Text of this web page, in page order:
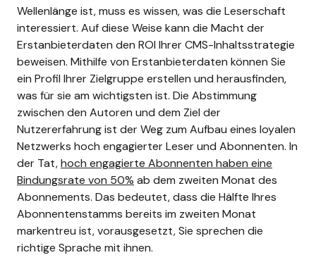
Wellenlänge ist, muss es wissen, was die Leserschaft
interessiert. Auf diese Weise kann die Macht der
Erstanbieterdaten den ROI Ihrer CMS-Inhaltsstrategie
beweisen. Mithilfe von Erstanbieterdaten können Sie
ein Profil Ihrer Zielgruppe erstellen und herausfinden,
was für sie am wichtigsten ist. Die Abstimmung
zwischen den Autoren und dem Ziel der
Nutzererfahrung ist der Weg zum Aufbau eines loyalen
Netzwerks hoch engagierter Leser und Abonnenten. In
der Tat,hoch engagierte Abonnenten haben eine
Bindungsrate von 50% ab dem zweiten Monat des
Abonnements. Das bedeutet, dass die Hälfte Ihres
Abonnentenstamms bereits im zweiten Monat
markentreu ist, vorausgesetzt, Sie sprechen die
richtige Sprache mit ihnen.